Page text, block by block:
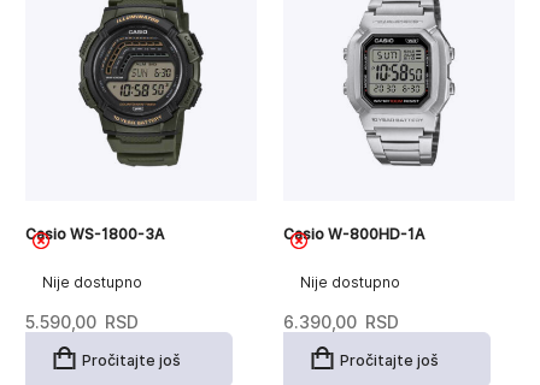
Nije dostupno
Casio WS-1800-3A
5.590,00 RSD
Pročitajte još
Nije dostupno
Casio W-800HD-1A
6.390,00 RSD
Pročitajte još